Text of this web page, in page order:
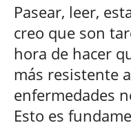
Pasear, leer,
creo que son
hora de hacer
más resistente
enfermedades
Esto es